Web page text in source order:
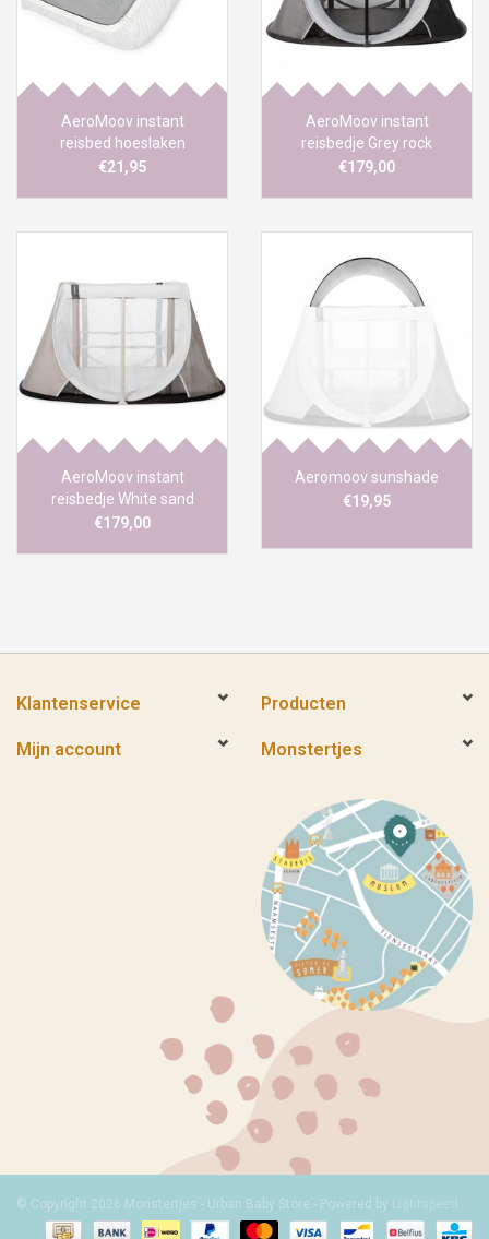
AeroMoov instant
reisbed hoeslaken
€21,95
AeroMoov instant
reisbedje Grey rock
€179,00
AeroMoov instant
reisbedje White sand
€179,00
Aeromoov sunshade
€19,95
Klantenservice Producten
Mijn account Monstertjes
© Copyright 2026 Monstertjes - Urban Baby Store - Powered by